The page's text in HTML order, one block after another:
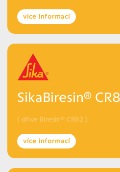
více informací
SikaBiresin®
( dříve Biresin® CR82 )
více informací